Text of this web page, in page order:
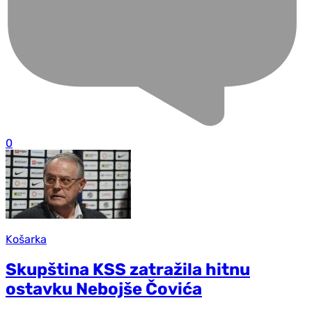
0
Košarka
Skupština KSS zatražila hitnu
ostavku Nebojše Čovića